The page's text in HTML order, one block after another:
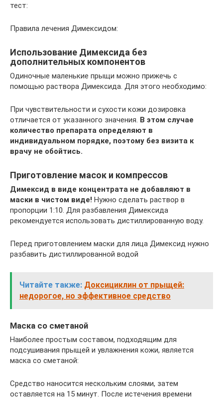
тест:
Правила лечения Димексидом:
Использование Димексида без
дополнительных компонентов
Одиночные маленькие прыщи можно прижечь с
помощью раствора Димексида. Для этого необходимо:
При чувствительности и сухости кожи дозировка
отличается от указанного значения. В этом случае
количество препарата определяют в
индивидуальном порядке, поэтому без визита к
врачу не обойтись.
Приготовление масок и компрессов
Димексид в виде концентрата не добавляют в
маски в чистом виде! Нужно сделать раствор в
пропорции 1:10. Для разбавления Димексида
рекомендуется использовать дистиллированную воду.
Перед приготовлением маски для лица Димексид нужно
разбавить дистиллированной водой
Читайте также: Доксициклин от прыщей:
недорогое, но эффективное средство
Маска со сметаной
Наиболее простым составом, подходящим для
подсушивания прыщей и увлажнения кожи, является
маска со сметаной:
Средство наносится нескольким слоями, затем
оставляется на 15 минут. После истечения времени